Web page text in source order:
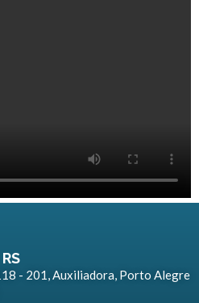
- 201, Auxiliadora, Porto Alegre